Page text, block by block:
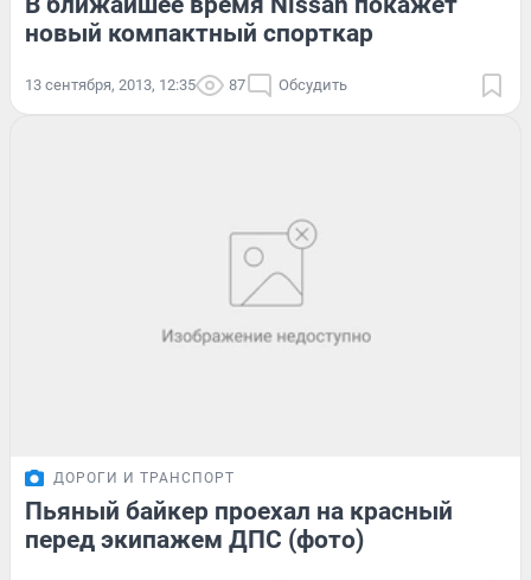
новый компактный спорткар
13 сентября, 2013, 12:35 87 Обсудить
ДОРОГИ И ТРАНСПОРТ
Пьяный байкер проехал на красный
перед экипажем ДПС (фото)